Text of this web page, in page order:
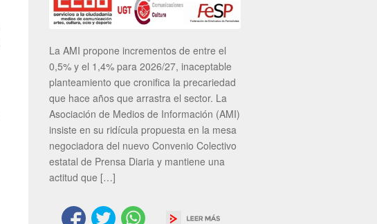
La AMI propone incrementos de entre el
0,5% y el 1,4% para 2026/27, inaceptable
planteamiento que cronifica la precariedad
que hace años que arrastra el sector. La
Asociación de Medios de Información (AMI)
insiste en su ridícula propuesta en la mesa
negociadora del nuevo Convenio Colectivo
estatal de Prensa Diaria y mantiene una
actitud que […]